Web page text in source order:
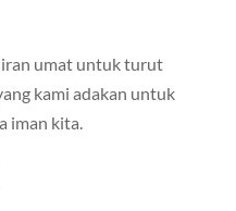
umat untuk turut
kami adakan untuk
iman kita.